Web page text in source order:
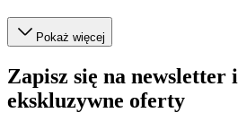
Pokaż więcej
Zapisz się na
ekskluzywne oferty